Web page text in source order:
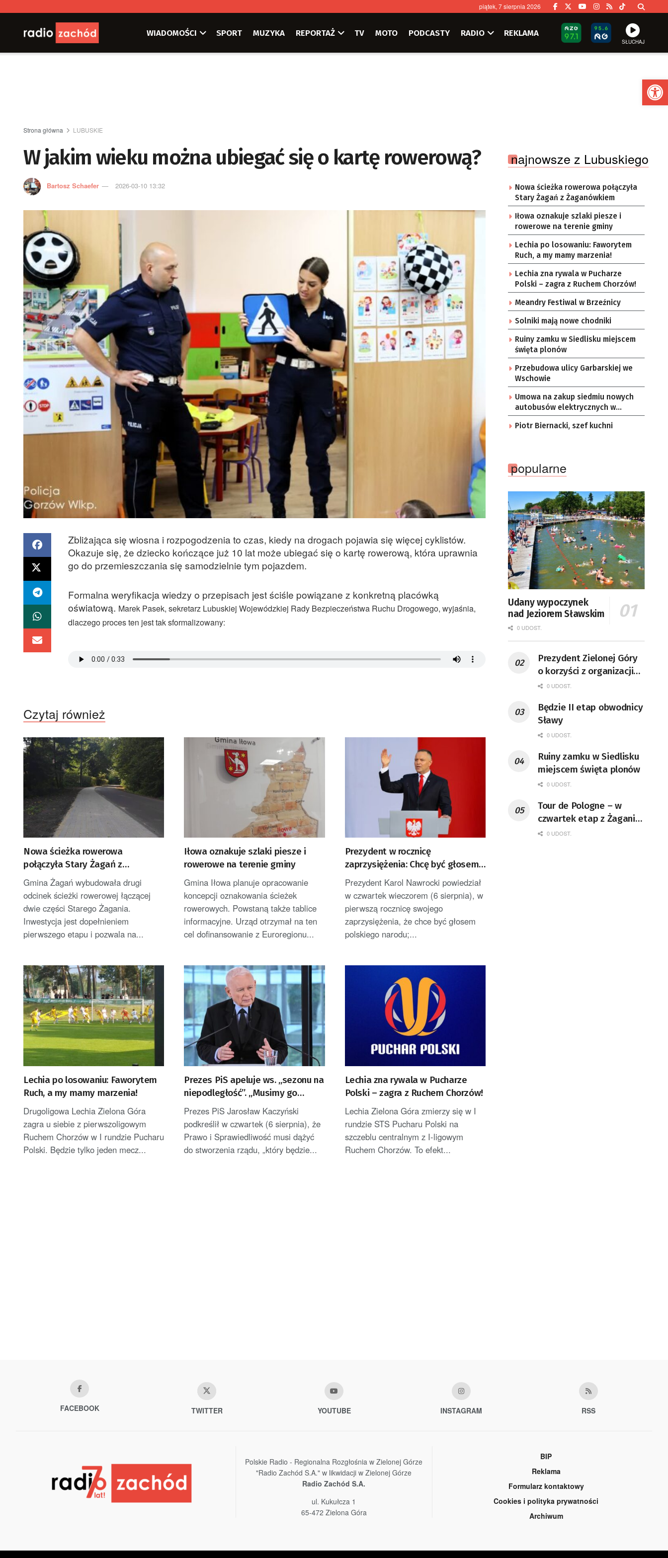
piątek, 7 sierpnia 2026
WIADOMOŚCI SPORT MUZYKA REPORTAŻ TV MOTO PODCASTY RADIO REKLAMA
SŁUCHAJ
Strona główna LUBUSKIE
W jakim wieku można ubiegać się o kartę rowerową?
Bartosz Schaefer 2026-03-10 13:32
Zbliżająca się wiosna i rozpogodzenia to czas, kiedy na drogach pojawia się więcej cyklistów.
Okazuje się, że dziecko kończące już 10 lat może ubiegać się o kartę rowerową, która uprawnia
go do przemieszczania się samodzielnie tym pojazdem.
Formalna weryfikacja wiedzy o przepisach jest ściśle powiązane z konkretną placówką
oświatową. Marek Pasek, sekretarz Lubuskiej Wojewódzkiej Rady Bezpieczeństwa Ruchu Drogowego, wyjaśnia,
dlaczego proces ten jest tak sformalizowany:
Czytaj również
Nowa ścieżka rowerowa
połączyła Stary Żagań z
Żaganówkiem
Gmina Żagań wybudowała drugi
odcinek ścieżki rowerowej łączącej
dwie części Starego Żagania.
Inwestycja jest dopełnieniem
pierwszego etapu i pozwala na...
Iłowa oznakuje szlaki piesze i
rowerowe na terenie gminy
Gmina Iłowa planuje opracowanie
koncepcji oznakowania ścieżek
rowerowych. Powstaną także tablice
informacyjne. Urząd otrzymał na ten
cel dofinansowanie z Euroregionu...
Prezydent w rocznicę
zaprzysiężenia: Chcę być głosem
Polek i Polaków [AKTUALIZACJA]
Prezydent Karol Nawrocki powiedział
w czwartek wieczorem (6 sierpnia), w
pierwszą rocznicę swojego
zaprzysiężenia, że chce być głosem
polskiego narodu;...
Lechia po losowaniu: Faworytem
Ruch, a my mamy marzenia!
Drugoligowa Lechia Zielona Góra
zagra u siebie z pierwszoligowym
Ruchem Chorzów w I rundzie Pucharu
Polski. Będzie tylko jeden mecz...
Prezes PiS apeluje ws. „sezonu na
niepodległość”. „Musimy go
wykorzystać”
Prezes PiS Jarosław Kaczyński
podkreślił w czwartek (6 sierpnia), że
Prawo i Sprawiedliwość musi dążyć
do stworzenia rządu, „który będzie...
Lechia zna rywala w Pucharze
Polski – zagra z Ruchem Chorzów!
Lechia Zielona Góra zmierzy się w I
rundzie STS Pucharu Polski na
szczeblu centralnym z I-ligowym
Ruchem Chorzów. To efekt...
najnowsze z Lubuskiego
Nowa ścieżka rowerowa połączyła
Stary Żagań z Żaganówkiem
Iłowa oznakuje szlaki piesze i
rowerowe na terenie gminy
Lechia po losowaniu: Faworytem
Ruch, a my mamy marzenia!
Lechia zna rywala w Pucharze
Polski – zagra z Ruchem Chorzów!
Meandry Festiwal w Brzeźnicy
Solniki mają nowe chodniki
Ruiny zamku w Siedlisku miejscem
święta plonów
Przebudowa ulicy Garbarskiej we
Wschowie
Umowa na zakup siedmiu nowych
autobusów elektrycznych w
Zielonej Górze
Piotr Biernacki, szef kuchni
popularne
Udany wypoczynek
nad Jeziorem Sławskim
0 UDOST.
Prezydent Zielonej Góry
o korzyści z organizacji
mety Tour de Pologne
0 UDOST.
Będzie II etap obwodnicy
Sławy
0 UDOST.
Ruiny zamku w Siedlisku
miejscem święta plonów
0 UDOST.
Tour de Pologne – w
czwartek etap z Żagania
do Karpacza
0 UDOST.
FACEBOOK TWITTER YOUTUBE INSTAGRAM RSS
Polskie Radio - Regionalna Rozgłośnia w Zielonej Górze
"Radio Zachód S.A." w likwidacji w Zielonej Górze
Radio Zachód S.A.
ul. Kukułcza 1
65-472 Zielona Góra
BIP
Reklama
Formularz kontaktowy
Cookies i polityka prywatności
Archiwum